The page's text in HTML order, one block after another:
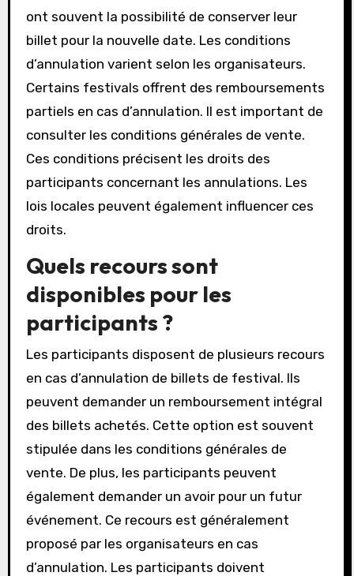
ont souvent la possibilité de conserver leur
billet pour la nouvelle date. Les conditions
d’annulation varient selon les organisateurs.
Certains festivals offrent des remboursements
partiels en cas d’annulation. Il est important de
consulter les conditions générales de vente.
Ces conditions précisent les droits des
participants concernant les annulations. Les
lois locales peuvent également influencer ces
droits.
Quels recours sont
disponibles pour les
participants ?
Les participants disposent de plusieurs recours
en cas d’annulation de billets de festival. Ils
peuvent demander un remboursement intégral
des billets achetés. Cette option est souvent
stipulée dans les conditions générales de
vente. De plus, les participants peuvent
également demander un avoir pour un futur
événement. Ce recours est généralement
proposé par les organisateurs en cas
d’annulation. Les participants doivent